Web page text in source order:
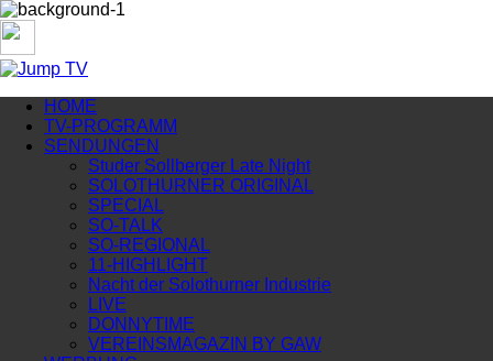
HOME
TV-PROGRAMM
SENDUNGEN
Studer Sollberger Late Night
SOLOTHURNER ORIGINAL
SPECIAL
SO-TALK
SO-REGIONAL
11-HIGHLIGHT
Nacht der Solothurner Industrie
LIVE
DONNYTIME
VEREINSMAGAZIN BY GAW